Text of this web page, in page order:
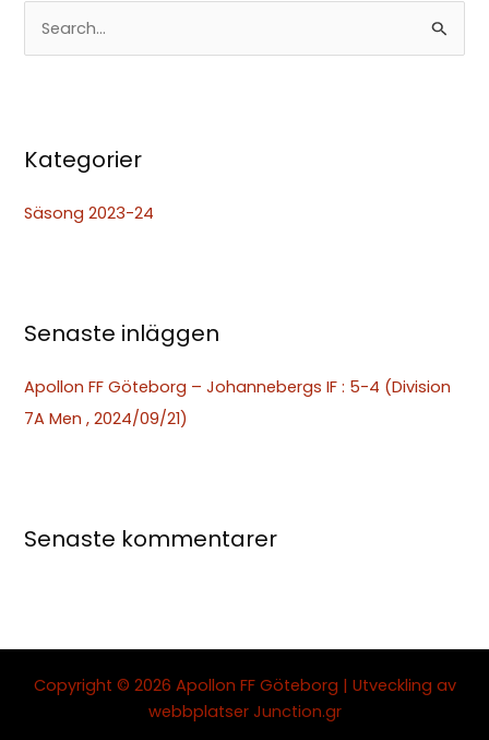
ö
f
e
Kategorier
Säsong 2023-24
Senaste inläggen
Apollon FF Göteborg – Johannebergs IF : 5-4 (Division
7A Men , 2024/09/21)
Senaste kommentarer
Copyright © 2026 Apollon FF Göteborg | Utveckling av
webbplatser Junction.gr